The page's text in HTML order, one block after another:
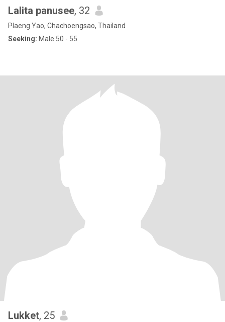
Lalita panusee, 32
Plaeng Yao, Chachoengsao, Thailand
Seeking: Male 50 - 55
Lukket, 25